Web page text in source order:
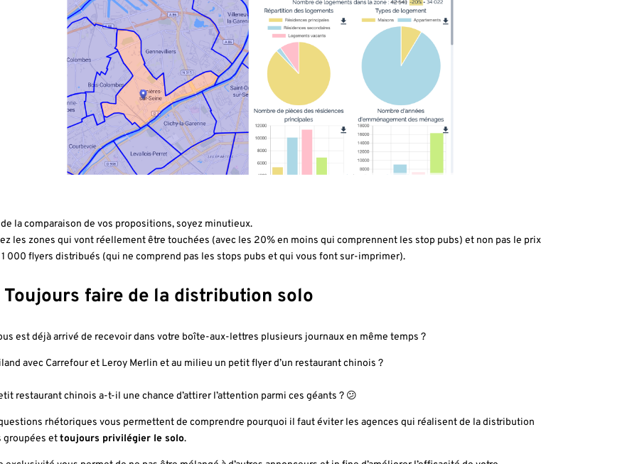
la comparaison de vos propositions, soyez minutieux.
les zones qui vont réellement être touchées (avec les 20% en moins qui comprennent les stop pubs) et non pas le prix
000 flyers distribués (qui ne comprend pas les stops pubs et qui vous font sur-imprimer).
Toujours faire de la distribution solo
est déjà arrivé de recevoir dans votre boîte-aux-lettres plusieurs journaux en même temps ?
avec Carrefour et Leroy Merlin et au milieu un petit flyer d’un restaurant chinois ?
restaurant chinois a-t-il une chance d’attirer l’attention parmi ces géants ? 😕
rhétoriques vous permettent de comprendre pourquoi il faut éviter les agences qui réalisent de la distribution
groupées ettoujours privilégier le solo.